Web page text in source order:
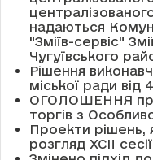
надаються
"Зміїв-сервіс"
Чугуївського
Рішення
міської ради
ОГОЛОШЕННЯ про
торгів з
Проекти рішень,
розгляд XCII